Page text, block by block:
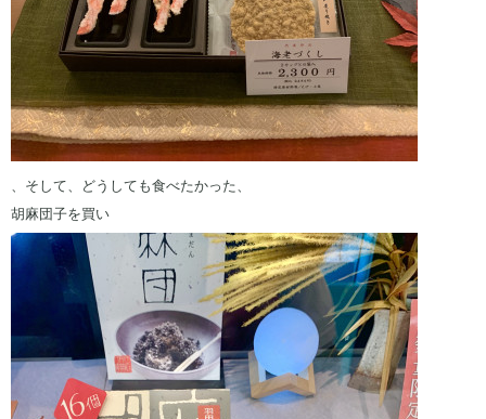
、そして、どうしても食べたかった、
胡麻団子を買い